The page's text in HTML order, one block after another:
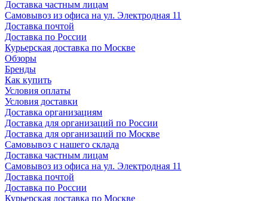
Доставка частным лицам
Самовывоз из офиса на ул. Электродная 11
Доставка почтой
Доставка по России
Курьерская доставка по Москве
Обзоры
Бренды
Как купить
Условия оплаты
Условия доставки
Доставка организациям
Доставка для организаций по России
Доставка для организаций по Москве
Самовывоз с нашего склада
Доставка частным лицам
Самовывоз из офиса на ул. Электродная 11
Доставка почтой
Доставка по России
Курьерская доставка по Москве